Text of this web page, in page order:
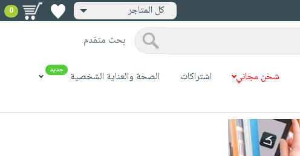
كل المتاجر 0
بحث متقدم
شحن مجاني اشتراكات الصحة والعناية الشخصية جديد